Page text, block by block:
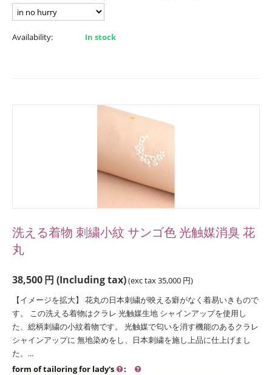
Availability: In stock
洗える着物 刺繍小紋 サンゴ色 光触媒消臭 花
丸
38,500円 (Including tax)(exc tax35,000 円)
【イメージを拡大】 花丸の日本刺繍が映える癖がなく着易いきもので
す。 この洗える着物はクラレ 光触媒生地 シャインアップを使用し
た、総柄刺繍の小紋着物です。 光触媒で匂いを消す機能のあるクラレ
シャインアップに 無地染めをし、日本刺繍を施し上品に仕上げまし
た。...
form of tailoring for lady's
: